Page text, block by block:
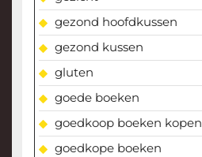
gezond hoofdkussen
gezond kussen
gluten
goede boeken
goedkoop boeken kopen
goedkope boeken